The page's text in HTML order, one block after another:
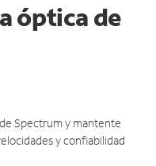
óptica de
Spectrum y mantente
y confiabilidad